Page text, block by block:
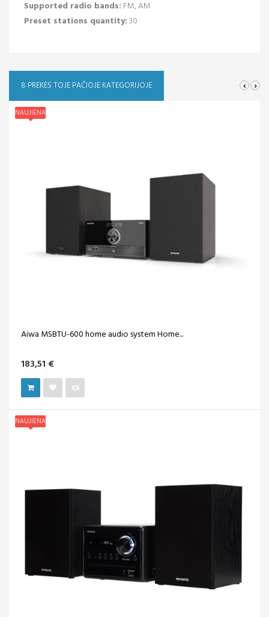
Supported radio bands: FM, AM
Preset stations quantity:30
8 PREKĖS TOJE PAČIOJE KATEGORIJOJE ‹ ›
NAUJIENA
Aiwa MSBTU-600 home audio system Home...
183,51 €
NAUJIENA